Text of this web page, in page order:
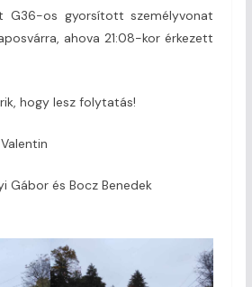
G36-os gyorsított személyvonat
ahova 21:08-kor érkezett
hogy lesz folytatás!
Gábor és Bocz Benedek